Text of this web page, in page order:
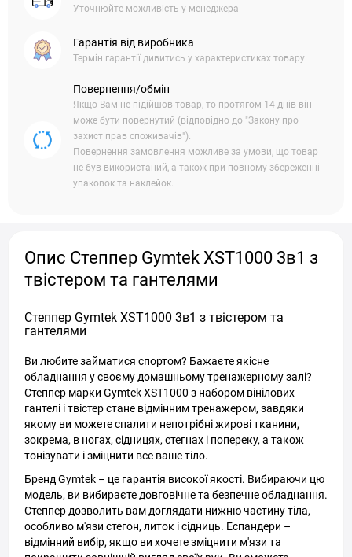
Уточнюйте можливість у менеджера
Гарантія від виробника
Термін гарантії дивитись у характеристиках товару
Повернення/обмін
Якщо Вам не підійшов товар, то протягом 14 днів він
може бути повернутий (відповідно до "Закону про
захист прав споживачів").
Повернення замовлення можливе за умови, що товар
не був використаний, а також при повному збереженні
упаковок та наклейок.
Опис Степпер Gymtek XST1000 3в1 з
твістером та гантелями
Степпер Gymtek XST1000 3в1 з твістером та
гантелями
Ви любите займатися спортом? Бажаєте якісне
обладнання у своєму домашньому тренажерному залі?
Степпер марки Gymtek XST1000 з набором вінілових
гантелі і твістер стане відмінним тренажером, завдяки
якому ви можете спалити непотрібні жирові тканини,
зокрема, в ногах, сідницях, стегнах і попереку, а також
тонізувати і зміцнити все ваше тіло.
Бренд Gymtek – це гарантія високої якості. Вибираючи цю
модель, ви вибираєте довговічне та безпечне обладнання.
Степпер дозволить вам доглядати нижню частину тіла,
особливо м'язи стегон, литок і сідниць. Еспандери –
відмінний вибір, якщо ви хочете зміцнити м'язи та